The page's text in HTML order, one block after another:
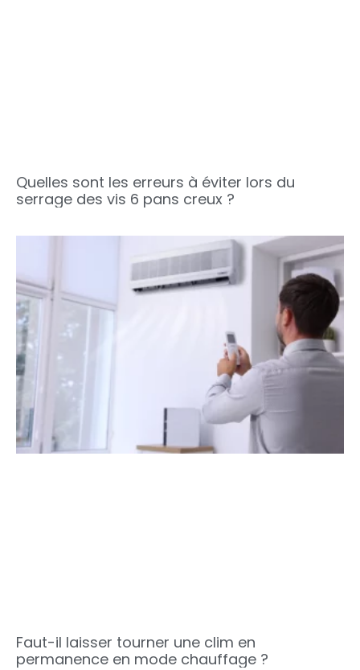
Quelles sont les erreurs à éviter lors du
serrage des vis 6 pans creux ?
Faut-il laisser tourner une clim en
permanence en mode chauffage ?